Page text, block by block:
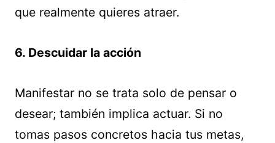
que realmente quieres atraer.
6. Descuidar la acción
Manifestar no se trata solo de pensar o
desear; también implica actuar. Si no
tomas pasos concretos hacia tus metas,